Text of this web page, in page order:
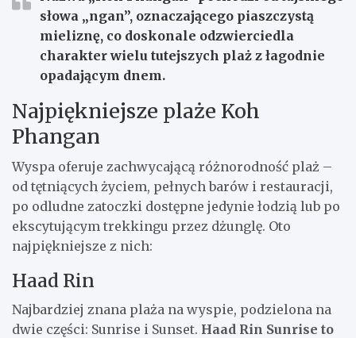
słowa „ngan”, oznaczającego piaszczystą
mieliznę, co doskonale odzwierciedla
charakter wielu tutejszych plaż z łagodnie
opadającym dnem.
Najpiękniejsze plaże Koh
Phangan
Wyspa oferuje zachwycającą różnorodność plaż –
od tętniących życiem, pełnych barów i restauracji,
po odludne zatoczki dostępne jedynie łodzią lub po
ekscytującym trekkingu przez dżunglę. Oto
najpiękniejsze z nich:
Haad Rin
Najbardziej znana plaża na wyspie, podzielona na
dwie części: Sunrise i Sunset. Haad Rin Sunrise to